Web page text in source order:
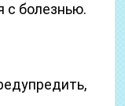
с болезнью.